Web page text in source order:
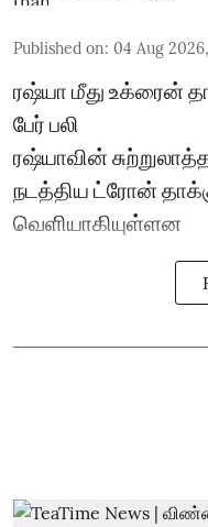
Published on: 04 Aug
ரஷ்யா மீது உக்ரைன்
பேர் பலி
ரஷ்யாவின்
நடத்திய ட்ரோன்
வெளியாகியுள்ளன